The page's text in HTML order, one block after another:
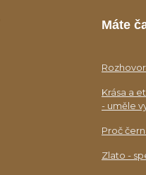
Máte
Krása a
- uměle
Proč
Zlato -